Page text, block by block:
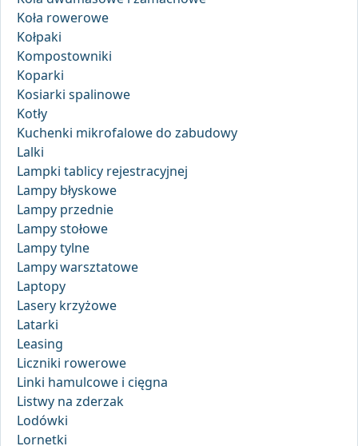
Koła rowerowe
Kołpaki
Kompostowniki
Koparki
Kosiarki spalinowe
Kotły
Kuchenki mikrofalowe do zabudowy
Lalki
Lampki tablicy rejestracyjnej
Lampy błyskowe
Lampy przednie
Lampy stołowe
Lampy tylne
Lampy warsztatowe
Laptopy
Lasery krzyżowe
Latarki
Leasing
Liczniki rowerowe
Linki hamulcowe i cięgna
Listwy na zderzak
Lodówki
Lornetki